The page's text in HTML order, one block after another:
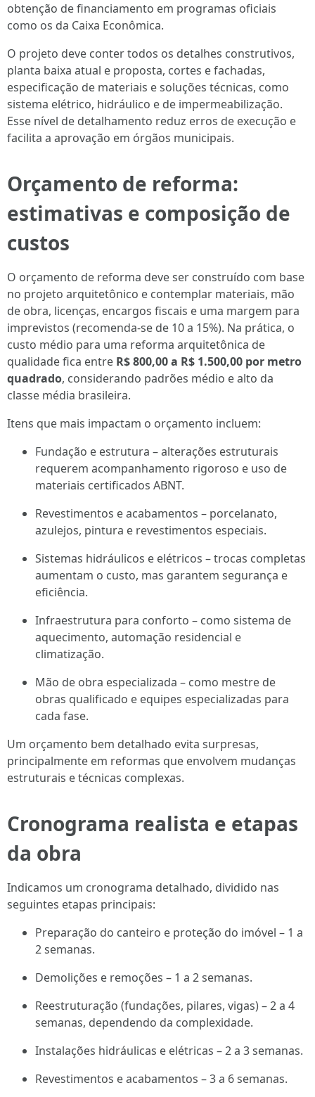
obtenção de financiamento em programas oficiais
como os da Caixa Econômica.
O projeto deve conter todos os detalhes construtivos,
planta baixa atual e proposta, cortes e fachadas,
especificação de materiais e soluções técnicas, como
sistema elétrico, hidráulico e de impermeabilização.
Esse nível de detalhamento reduz erros de execução e
facilita a aprovação em órgãos municipais.
Orçamento de reforma:
estimativas e composição de
custos
O orçamento de reforma deve ser construído com base
no projeto arquitetônico e contemplar materiais, mão
de obra, licenças, encargos fiscais e uma margem para
imprevistos (recomenda-se de 10 a 15%). Na prática, o
custo médio para uma reforma arquitetônica de
qualidade fica entre R$ 800,00 a R$ 1.500,00 por metro
quadrado, considerando padrões médio e alto da
classe média brasileira.
Itens que mais impactam o orçamento incluem:
Fundação e estrutura – alterações estruturais
requerem acompanhamento rigoroso e uso de
materiais certificados ABNT.
Revestimentos e acabamentos – porcelanato,
azulejos, pintura e revestimentos especiais.
Sistemas hidráulicos e elétricos – trocas completas
aumentam o custo, mas garantem segurança e
eficiência.
Infraestrutura para conforto – como sistema de
aquecimento, automação residencial e
climatização.
Mão de obra especializada – como mestre de
obras qualificado e equipes especializadas para
cada fase.
Um orçamento bem detalhado evita surpresas,
principalmente em reformas que envolvem mudanças
estruturais e técnicas complexas.
Cronograma realista e etapas
da obra
Indicamos um cronograma detalhado, dividido nas
seguintes etapas principais:
Preparação do canteiro e proteção do imóvel – 1 a
2 semanas.
Demolições e remoções – 1 a 2 semanas.
Reestruturação (fundações, pilares, vigas) – 2 a 4
semanas, dependendo da complexidade.
Instalações hidráulicas e elétricas – 2 a 3 semanas.
Revestimentos e acabamentos – 3 a 6 semanas.